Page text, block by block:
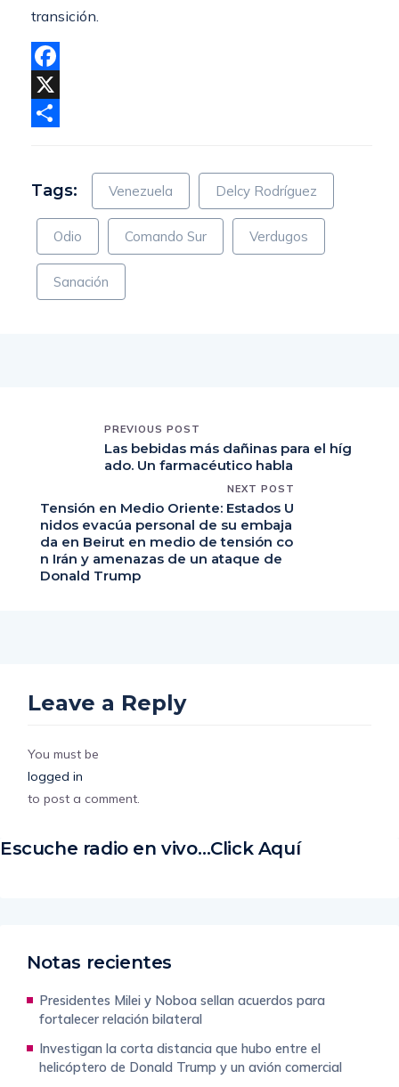
transición.
Facebook
X
Tags: Venezuela Delcy Rodríguez
Odio Comando Sur Verdugos
Sanación
PREVIOUS POST
Las bebidas más dañinas para el híg
ado. Un farmacéutico habla
NEXT POST
Tensión en Medio Oriente: Estados U
nidos evacúa personal de su embaja
da en Beirut en medio de tensión co
n Irán y amenazas de un ataque de
Donald Trump
Leave a Reply
You must be
logged in
to post a comment.
Escuche radio en vivo…Click Aquí
Notas recientes
Presidentes Milei y Noboa sellan acuerdos para
fortalecer relación bilateral
Investigan la corta distancia que hubo entre el
helicóptero de Donald Trump y un avión comercial